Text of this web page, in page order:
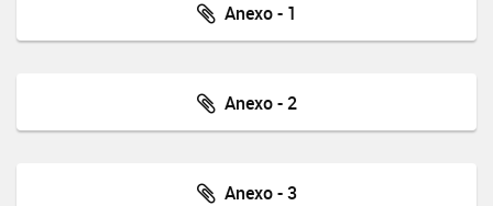
Anexo - 1
Anexo - 2
Anexo - 3